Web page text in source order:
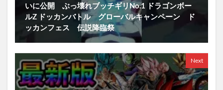
いに公開 ぶっ壊れブッチギリNo.1 ドラゴンボー
ルZ ドッカンバトル グローバルキャンペーン ド
ッカンフェス 伝説降臨祭
Next